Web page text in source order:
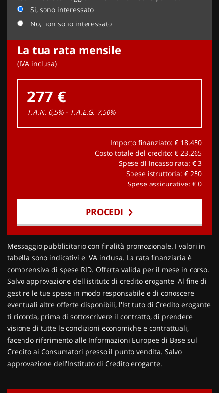
Si, sono interessato
No, non sono interessato
La tua rata mensile
(IVA inclusa)
277 €
T.A.N. 6,5% - T.A.E.G. 7,50%
Importo finanziato: € 18.450
Costo totale del credito: € 23.265
Spese di incasso rata: € 3
Spese istruttoria: € 250
Spese assicurative: € 0
PROCEDI
Contattaci
Messaggio pubblicitario con finalità promozionale. I valori in
tabella sono indicativi e IVA inclusa. La rata finanziaria è
comprensiva di spese RID. Offerta valida per il mese in corso.
Salvo approvazione dell'istituto di credito erogante. Al fine di
gestire le tue spese in modo responsabile e di conoscere
eventuali altre offerte disponibili, l'Istituto di Credito erogante
ti ricorda, prima di sottoscrivere il contratto, di prendere
visione di tutte le condizioni economiche e contrattuali,
facendo riferimento alle Informazioni Europee di Base sul
Credito ai Consumatori presso il punto vendita. Salvo
approvazione dell'Instituto di Credito erogante.